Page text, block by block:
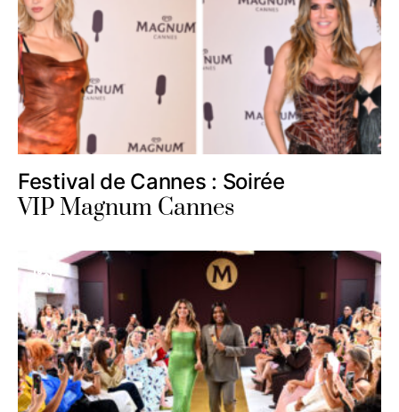
Festival de Cannes : Soirée
VIP Magnum Cannes